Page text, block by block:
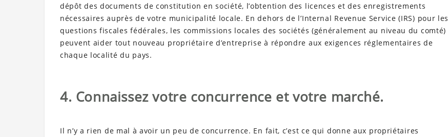
dépôt des documents de constitution en société, l’obtention des licences et des enregistrements
nécessaires auprès de votre municipalité locale. En dehors de l’Internal Revenue Service (IRS) pour les
questions fiscales fédérales, les commissions locales des sociétés (généralement au niveau du comté)
peuvent aider tout nouveau propriétaire d’entreprise à répondre aux exigences réglementaires de
chaque localité du pays.
4. Connaissez votre concurrence et votre marché.
Il n’y a rien de mal à avoir un peu de concurrence. En fait, c’est ce qui donne aux propriétaires